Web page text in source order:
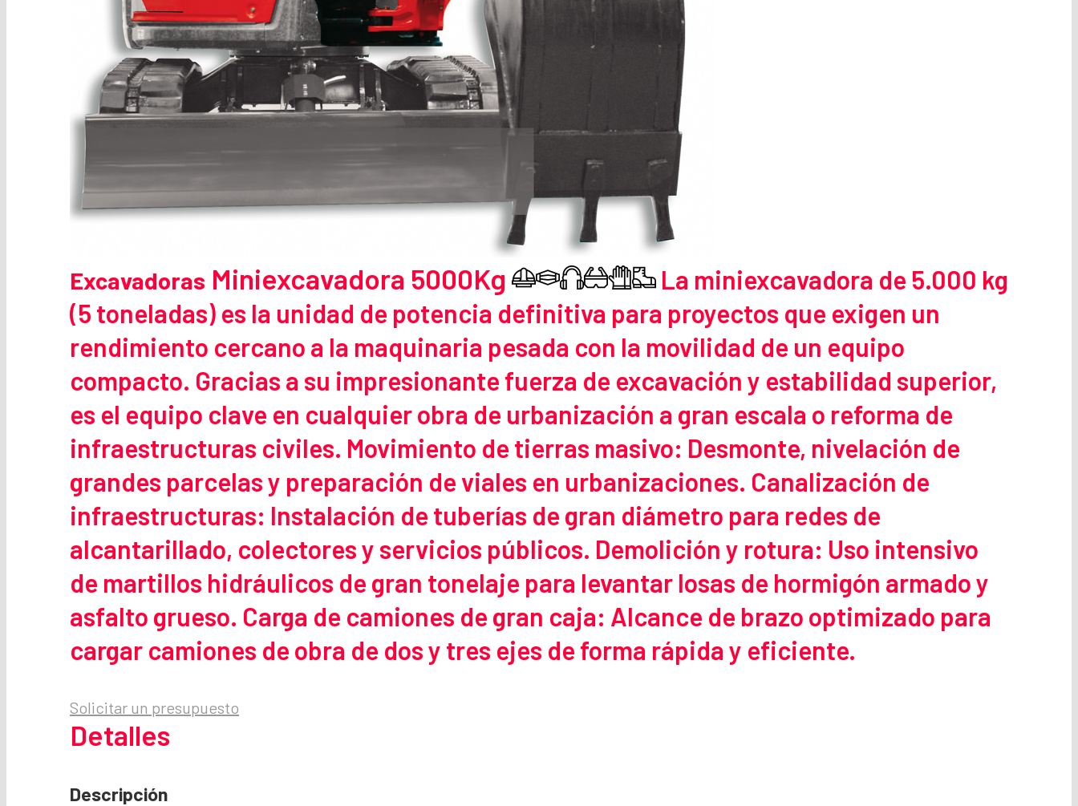
Excavadoras Miniexcavadora 5000Kg
La miniexcavadora de 5.000 kg
(5 toneladas) es la unidad de potencia definitiva para proyectos que exigen un
rendimiento cercano a la maquinaria pesada con la movilidad de un equipo
compacto. Gracias a su impresionante fuerza de excavación y estabilidad superior,
es el equipo clave en cualquier obra de urbanización a gran escala o reforma de
infraestructuras civiles. Movimiento de tierras masivo: Desmonte, nivelación de
grandes parcelas y preparación de viales en urbanizaciones. Canalización de
infraestructuras: Instalación de tuberías de gran diámetro para redes de
alcantarillado, colectores y servicios públicos. Demolición y rotura: Uso intensivo
de martillos hidráulicos de gran tonelaje para levantar losas de hormigón armado y
asfalto grueso. Carga de camiones de gran caja: Alcance de brazo optimizado para
cargar camiones de obra de dos y tres ejes de forma rápida y eficiente.
Solicitar un presupuesto
Detalles
Descripción